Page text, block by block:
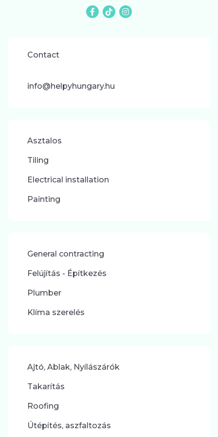
Contact
info@helpyhungary.hu
Asztalos
Tiling
Electrical installation
Painting
General contracting
Felújítás - Építkezés
Plumber
Klíma szerelés
Ajtó, Ablak, Nyílászárók
Takarítás
Roofing
Útépítés, aszfaltozás